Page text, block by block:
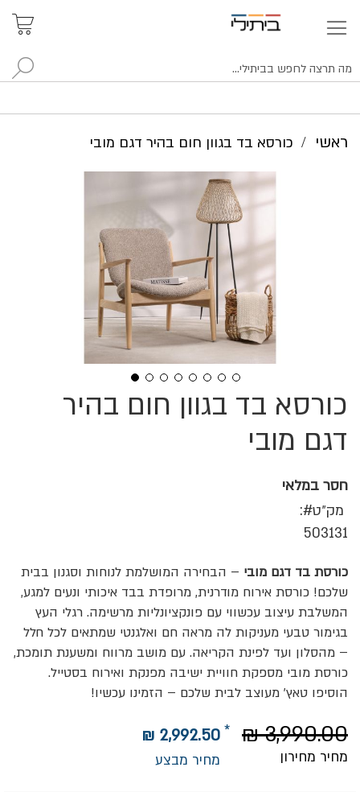
ראשי כורסא בד בגוון חום בהיר דגם מובי
כורסא בד בגוון חום בהיר
דגם מובי
חסר במלאי
מק״ט
503131
כורסת בד דגם מובי – הבחירה המושלמת לנוחות וסגנון בבית
שלכם! כורסת אירוח מודרנית, מרופדת בבד איכותי ונעים למגע,
המשלבת עיצוב עכשווי עם פונקציונליות מרשימה. רגלי העץ
בגימור טבעי מעניקות לה מראה חם ואלגנטי שמתאים לכל חלל
– מהסלון ועד לפינת הקריאה. עם מושב מרווח ומשענת תומכת,
כורסת מובי מספקת חוויית ישיבה מפנקת ואירוח בסטייל.
הוסיפו טאץ' מעוצב לבית שלכם – הזמינו עכשיו!
מחיר מבצע
2,992.50 ₪
מחיר מחירון
3,990.00 ₪
לדלג
להתחלה
גלריית